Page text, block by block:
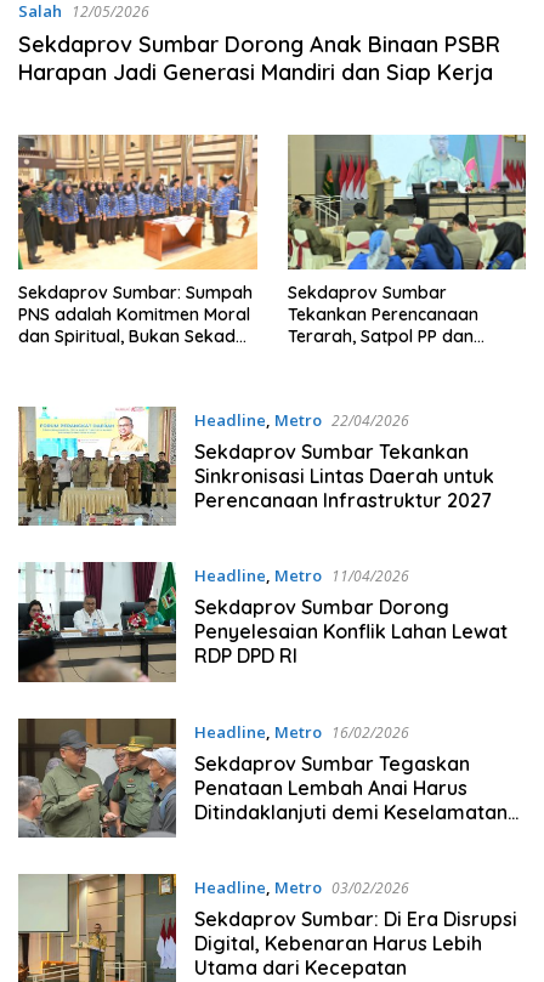
Salah 12/05/2026
Sekdaprov Sumbar Dorong Anak Binaan PSBR
Harapan Jadi Generasi Mandiri dan Siap Kerja
Sekdaprov Sumbar: Sumpah
PNS adalah Komitmen Moral
dan Spiritual, Bukan Sekadar
Sekdaprov Sumbar
Tekankan Perencanaan
Terarah, Satpol PP dan
Headline, Metro 22/04/2026
Sekdaprov Sumbar Tekankan
Sinkronisasi Lintas Daerah untuk
Perencanaan Infrastruktur 2027
Headline, Metro 11/04/2026
Sekdaprov Sumbar Dorong
Penyelesaian Konflik Lahan Lewat
RDP DPD RI
Headline Metro 16/02/2026
Sekdaprov Sumbar Tegaskan
Penataan Lembah Anai Harus
Ditindaklanjuti demi Keselamatan
Headline, Metro 03/02/2026
Sekdaprov Sumbar: Di Era Disrupsi
Digital, Kebenaran Harus Lebih
Utama dari Kecepatan